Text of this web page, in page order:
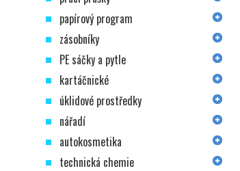
papírový program
zásobníky
PE sáčky a pytle
kartáčnické
úklidové prostředky
nářadí
autokosmetika
technická chemie